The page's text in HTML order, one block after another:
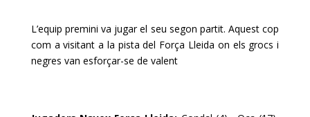
L’equip premini va jugar el seu segon partit. Aquest cop
com a visitant a la pista del Força Lleida on els grocs i
negres van esforçar-se de valent